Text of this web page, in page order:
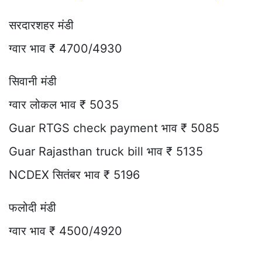
सरदारशहर मंडी
ग्वार भाव ₹ 4700/4930
सिवानी मंडी
ग्वार लोकल भाव ₹ 5035
Guar RTGS check payment भाव ₹ 5085
Guar Rajasthan truck bill भाव ₹ 5135
NCDEX सितंबर भाव ₹ 5196
फलोदी मंडी
ग्वार भाव ₹ 4500/4920